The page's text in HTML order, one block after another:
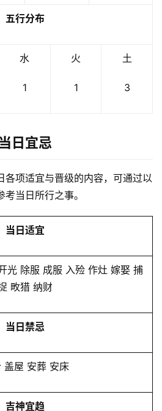
五行分布
水
1
火
1
土
3
当日宜忌
各项适宜与晋级的内容，可通过以
考当日所行之事。
当日适宜
光 除服 成服 入殓 作灶 嫁娶 捕
畋猎 纳财
当日禁忌
盖屋 安葬 安床
吉神宜趋